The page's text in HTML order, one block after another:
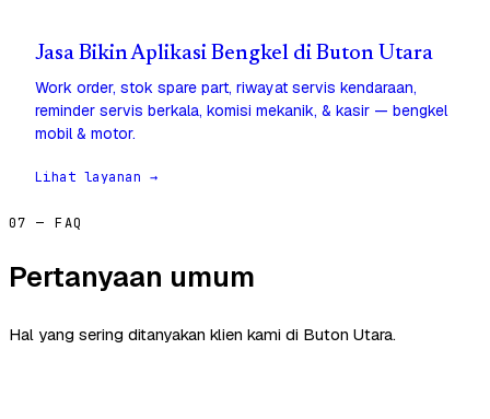
Jasa Bikin Aplikasi Bengkel di Buton Utara
Work order, stok spare part, riwayat servis kendaraan,
reminder servis berkala, komisi mekanik, & kasir — bengkel
mobil & motor.
Lihat layanan →
07 — FAQ
Pertanyaan umum
Hal yang sering ditanyakan klien kami di Buton Utara.